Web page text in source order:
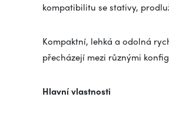
kompatibilitu se stativy,
Kompaktní, lehká a odolná
přecházejí mezi různými
Hlavní vlastnosti